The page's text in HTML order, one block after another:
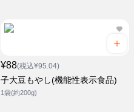
¥88(税込¥95.04)
子大豆もやし(機能性表示食品)
1袋(約200g)